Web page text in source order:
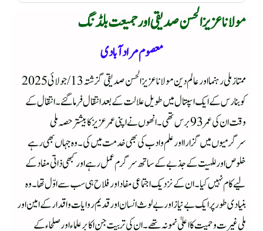
مولانا عزیزالحسن صدیقی اور جمیعت بلڈنگ
معصوم مرادآبادی
ممتاز ملی رہنما اور عالم دین مولانا عزیزالحسن صدیقی گزشتہ 13/جولائی 2025
کو بنارس کے ایک اسپتال میں طویل علالت کے بعد انتقال فرماگئے۔ انتقال کے
وقت ان کی عمر 93 برس تھی۔ انھوں نے اپنی عمر عزیز کا بیشترحصہ ملی
سرگرمیوں میں گزارا اور علم وادب کی بھی خدمت میں کی۔ وہ جہاں بھی رہے
خلوص اور للہیت کے جذبے کے ساتھ سرگرم عمل رہے اور کبھی ذاتی مفاد کے
لیے کام نہیں کیا۔ ان کے نزدیک اجتماعی مفاد اور فلاح ہی سب سے اوّل تھا۔ وہ
بنیادی طورپر ایک بے نیاز اور بے لوث انسان اور قدیم روایات واقدار کے امین اور
ملی غیرت وحمیت کااعلیٰ نمونہ تھے۔ ان کی تربیت جن اکابرعلماء اور صلحاء کے